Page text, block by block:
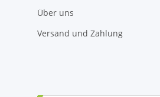
Über uns
Versand und Zahlung